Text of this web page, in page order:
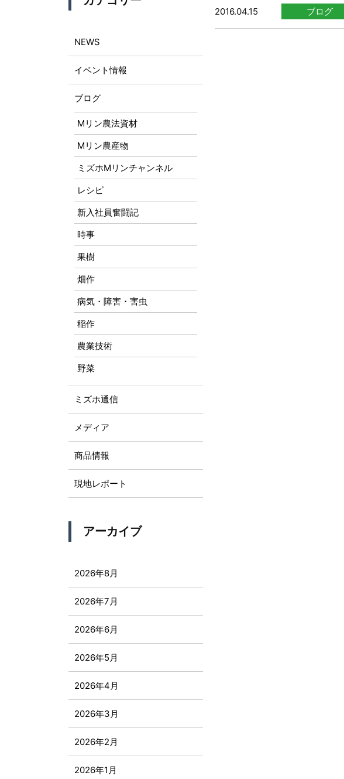
2016.04.15 ブログ
NEWS
イベント情報
ブログ
Mリン農法資材
Mリン農産物
ミズホMリンチャンネル
レシピ
新入社員奮闘記
時事
果樹
畑作
病気・障害・害虫
稲作
農業技術
野菜
ミズホ通信
メディア
商品情報
現地レポート
アーカイブ
2026年8月
2026年7月
2026年6月
2026年5月
2026年4月
2026年3月
2026年2月
2026年1月